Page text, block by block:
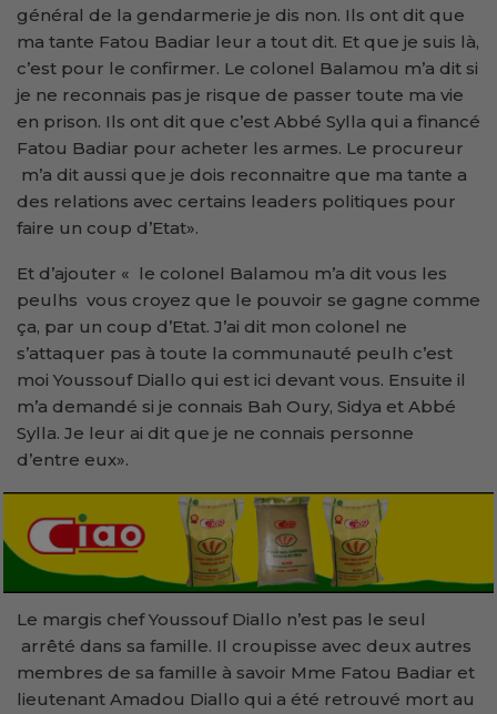
général de la gendarmerie je dis non. Ils ont dit que
ma tante Fatou Badiar leur a tout dit. Et que je suis là,
c’est pour le confirmer. Le colonel Balamou m’a dit si
je ne reconnais pas je risque de passer toute ma vie
en prison. Ils ont dit que c’est Abbé Sylla qui a financé
Fatou Badiar pour acheter les armes. Le procureur
m’a dit aussi que je dois reconnaitre que ma tante a
des relations avec certains leaders politiques pour
faire un coup d’Etat».
Et d’ajouter « le colonel Balamou m’a dit vous les
peulhs vous croyez que le pouvoir se gagne comme
ça, par un coup d’Etat. J’ai dit mon colonel ne
s’attaquer pas à toute la communauté peulh c’est
moi Youssouf Diallo qui est ici devant vous. Ensuite il
m’a demandé si je connais Bah Oury, Sidya et Abbé
Sylla. Je leur ai dit que je ne connais personne
d’entre eux».
Le margis chef Youssouf Diallo n’est pas le seul
arrêté dans sa famille. Il croupisse avec deux autres
membres de sa famille à savoir Mme Fatou Badiar et
lieutenant Amadou Diallo qui a été retrouvé mort au